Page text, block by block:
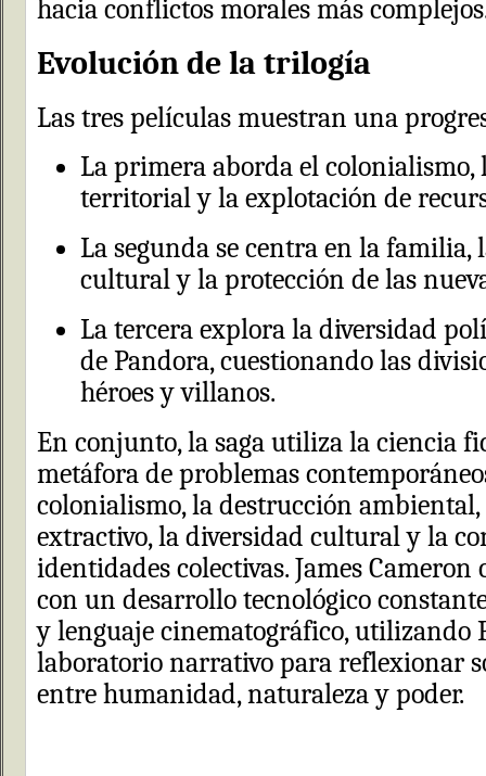
hacia conflictos morales más
Evolución de la trilogía
Las tres películas muestran una
La primera aborda el colonialismo,
territorial y la explotación de
La segunda se centra en la familia,
cultural y la protección de las
La tercera explora la diversidad
de Pandora, cuestionando las
héroes y villanos.
En conjunto, la saga utiliza la ciencia
metáfora de problemas
colonialismo, la destrucción
extractivo, la diversidad cultural y la
identidades colectivas. James Cameron
con un desarrollo tecnológico
y lenguaje cinematográfico, utilizando
laboratorio narrativo para reflexionar
entre humanidad, naturaleza y poder.